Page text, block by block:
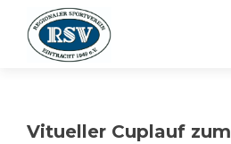
Vitueller Cuplauf zum